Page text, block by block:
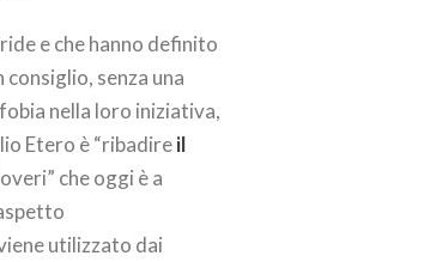
e che hanno definito
consiglio, senza una
nella loro iniziativa,
Etero è “ribadireil
che oggi è a
utilizzato dai